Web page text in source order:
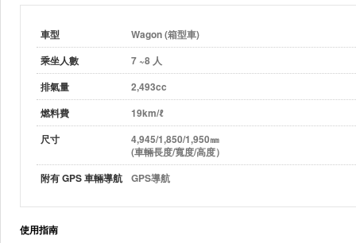
車型
Wagon (箱型車)
乘坐人數
7 ~8 人
排氣量
2,493cc
燃料費
19km/ℓ
尺寸
4,945/1,850/1,950㎜
(車輛長度/寬度/高度）
附有 GPS 車輛導航
GPS導航
使用指南